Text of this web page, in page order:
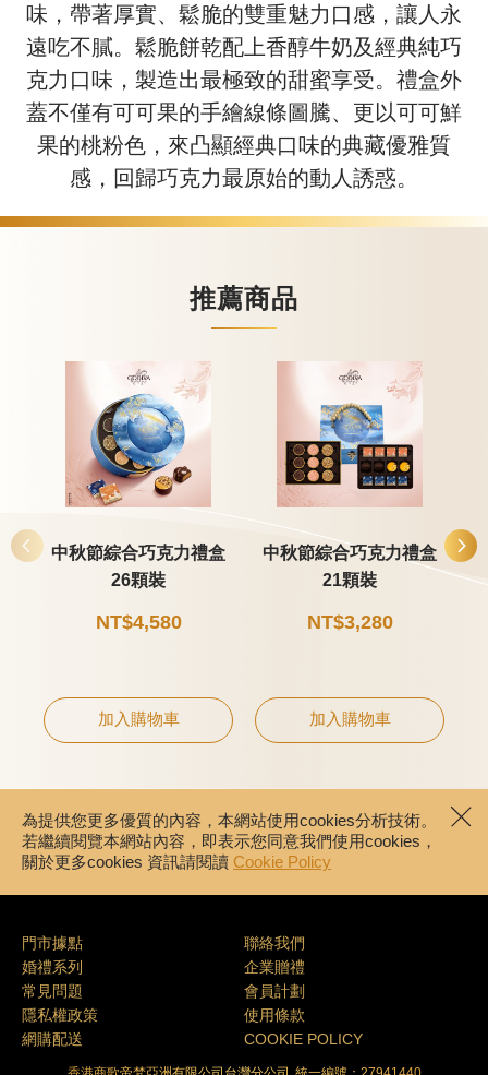
味，帶著厚實、鬆脆的雙重魅力口感，讓人永
遠吃不膩。鬆脆餅乾配上香醇牛奶及經典純巧
克力口味，製造出最極致的甜蜜享受。禮盒外
蓋不僅有可可果的手繪線條圖騰、更以可可鮮
果的桃粉色，來凸顯經典口味的典藏優雅質
感，回歸巧克力最原始的動人誘惑。
推薦商品
中秋節綜合巧克力禮盒
26顆裝
NT$4,580
加入購物車
中秋節綜合巧克力禮盒
21顆裝
NT$3,280
加入購物車
為提供您更多優質的內容，本網站使用cookies分析技術。
若繼續閱覽本網站內容，即表示您同意我們使用cookies，
關於更多cookies 資訊請閱讀 Cookie Policy
門市據點
聯絡我們
婚禮系列
企業贈禮
常見問題
會員計劃
隱私權政策
使用條款
網購配送
COOKIE POLICY